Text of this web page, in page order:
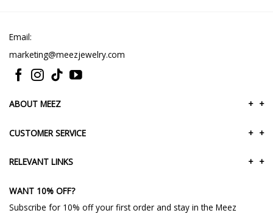
Email:
marketing@meezjewelry.com
ABOUT MEEZ +
+
CUSTOMER SERVICE +
+
RELEVANT LINKS +
+
WANT 10% OFF?
Subscribe for 10% off your first order and stay in the Meez